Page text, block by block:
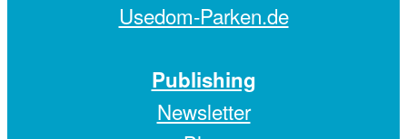
Usedom-Parken.de
Publishing
Newsletter